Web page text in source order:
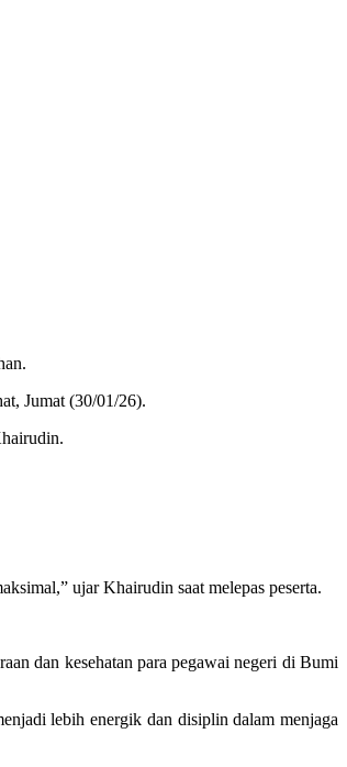
Jumat (30/01/26).
ujar Khairudin saat melepas peserta.
dan kesehatan para pegawai negeri di Bumi
lebih energik dan disiplin dalam menjaga